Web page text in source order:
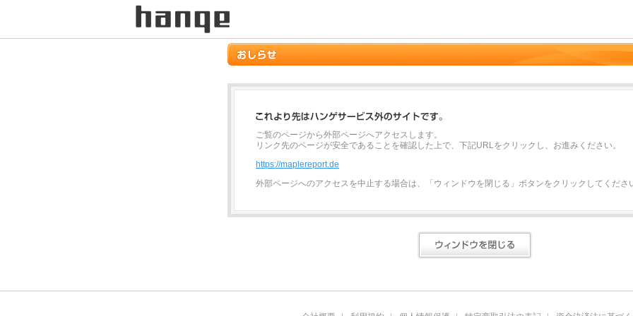
ご覧のページから外部ページへアクセスします。
リンク先のページが安全であることを確認した上で、下記URLをクリックし、お進みください。
https://maplereport.de
外部ページへのアクセスを中止する場合は、「ウィンドウを閉じる」ボタンをクリックしてくださ